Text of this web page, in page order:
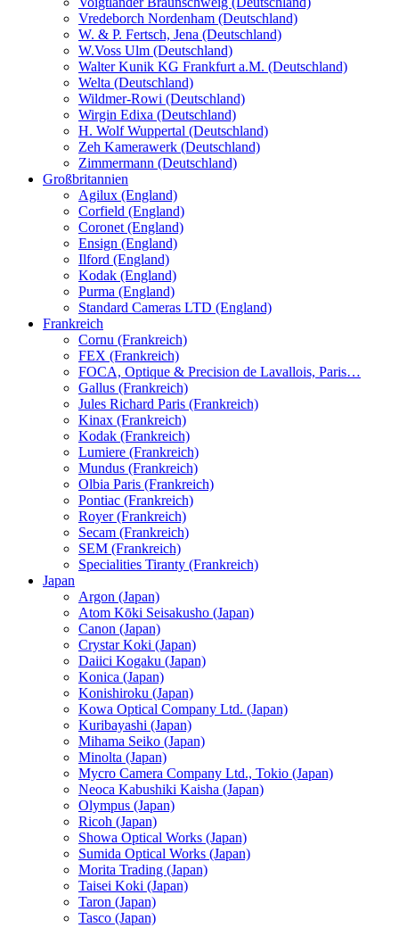
Vredeborch Nordenham (Deutschland)
W. & P. Fertsch, Jena (Deutschland)
W.Voss Ulm (Deutschland)
Walter Kunik KG Frankfurt a.M. (Deutschland)
Welta (Deutschland)
Wildmer-Rowi (Deutschland)
Wirgin Edixa (Deutschland)
H. Wolf Wuppertal (Deutschland)
Zeh Kamerawerk (Deutschland)
Zimmermann (Deutschland)
Großbritannien
Agilux (England)
Corfield (England)
Coronet (England)
Ensign (England)
Ilford (England)
Kodak (England)
Purma (England)
Standard Cameras LTD (England)
Frankreich
Cornu (Frankreich)
FEX (Frankreich)
FOCA, Optique & Precision de Lavallois, Paris…
Gallus (Frankreich)
Jules Richard Paris (Frankreich)
Kinax (Frankreich)
Kodak (Frankreich)
Lumiere (Frankreich)
Mundus (Frankreich)
Olbia Paris (Frankreich)
Pontiac (Frankreich)
Royer (Frankreich)
Secam (Frankreich)
SEM (Frankreich)
Specialities Tiranty (Frankreich)
Japan
Argon (Japan)
Atom Kōki Seisakusho (Japan)
Canon (Japan)
Crystar Koki (Japan)
Daiici Kogaku (Japan)
Konica (Japan)
Konishiroku (Japan)
Kowa Optical Company Ltd. (Japan)
Kuribayashi (Japan)
Mihama Seiko (Japan)
Minolta (Japan)
Mycro Camera Company Ltd., Tokio (Japan)
Neoca Kabushiki Kaisha (Japan)
Olympus (Japan)
Ricoh (Japan)
Showa Optical Works (Japan)
Sumida Optical Works (Japan)
Morita Trading (Japan)
Taisei Koki (Japan)
Taron (Japan)
Tasco (Japan)